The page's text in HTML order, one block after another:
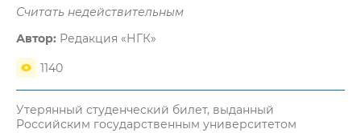
Считать недействительным
Автор: Редакция «НГК»
1140
Утерянный студенческий билет, выданный
Российским государственным университетом